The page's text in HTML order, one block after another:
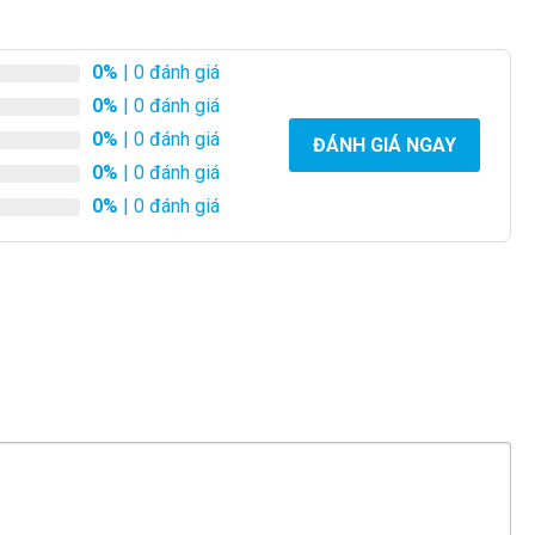
0% | 0 đánh giá
0% | 0 đánh giá
0% | 0 đánh giá
0% | 0 đánh giá
0% | 0 đánh giá
ĐÁNH GIÁ NGAY